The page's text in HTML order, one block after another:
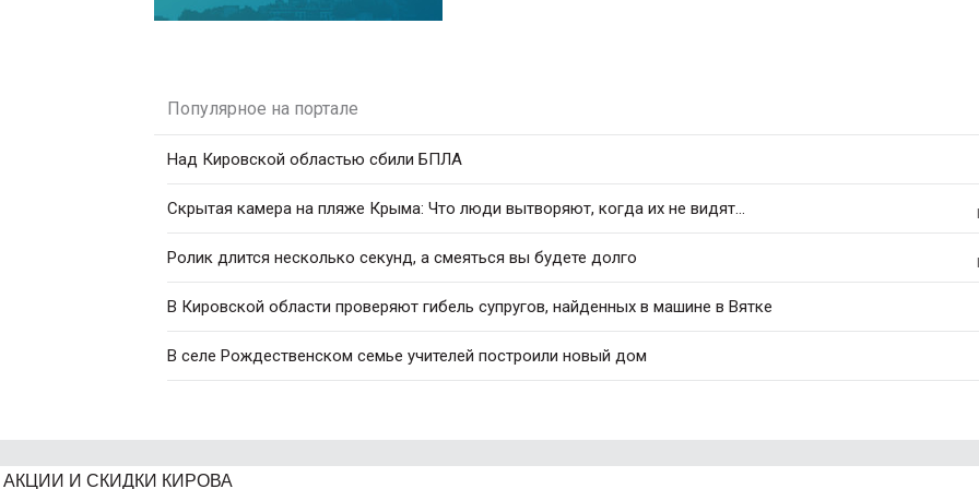
Популярное на портале
Над Кировской областью сбили БПЛА
Скрытая камера на пляже Крыма: Что люди вытворяют, когда их не видят...
Ролик длится несколько секунд, а смеяться вы будете долго
В Кировской области проверяют гибель супругов, найденных в машине в Вятке
В селе Рождественском семье учителей построили новый дом
АКЦИИ И СКИДКИ КИРОВА